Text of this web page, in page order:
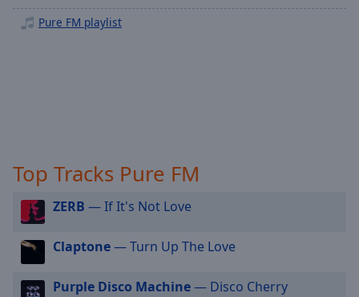
subtitles
settings,
Audio
Picture-
in-
Picture
This
Pure FM playlist
Top Tracks Pure FM
ZERB — If It's Not Love
Claptone— Turn Up The Love
Purple Disco Machine— Disco Cherry